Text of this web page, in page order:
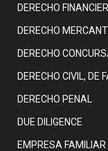
DERECHO
DERECHO
DERECHO
DERECHO CIVIL, DE
DERECHO PENAL
DUE DILIGENCE
EMPRESA FAMILIAR